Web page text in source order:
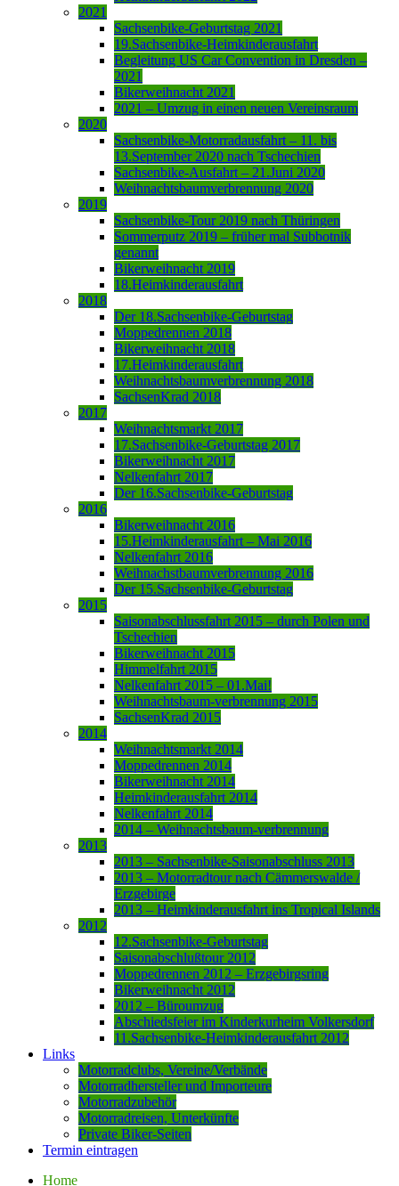
2021
Sachsenbike-Geburtstag 2021
19.Sachsenbike-Heimkinderausfahrt
Begleitung US Car Convention in Dresden –
2021
Bikerweihnacht 2021
2021 – Umzug in einen neuen Vereinsraum
2020
Sachsenbike-Motorradausfahrt – 11. bis
13.September 2020 nach Tschechien
Sachsenbike-Ausfahrt – 21.Juni 2020
Weihnachtsbaumverbrennung 2020
2019
Sachsenbike-Tour 2019 nach Thüringen
Sommerputz 2019 – früher mal Subbotnik
genannt
Bikerweihnacht 2019
18.Heimkinderausfahrt
2018
Der 18.Sachsenbike-Geburtstag
Moppedrennen 2018
Bikerweihnacht 2018
17.Heimkinderausfahrt
Weihnachtsbaumverbrennung 2018
SachsenKrad 2018
2017
Weihnachtsmarkt 2017
17.Sachsenbike-Geburtstag 2017
Bikerweihnacht 2017
Nelkenfahrt 2017
Der 16.Sachsenbike-Geburtstag
2016
Bikerweihnacht 2016
15.Heimkinderausfahrt – Mai 2016
Nelkenfahrt 2016
Weihnachstbaumverbrennung 2016
Der 15.Sachsenbike-Geburtstag
2015
Saisonabschlussfahrt 2015 – durch Polen und
Tschechien
Bikerweihnacht 2015
Himmelfahrt 2015
Nelkenfahrt 2015 – 01.Mai!
Weihnachtsbaum-verbrennung 2015
SachsenKrad 2015
2014
Weihnachtsmarkt 2014
Moppedrennen 2014
Bikerweihnacht 2014
Heimkinderausfahrt 2014
Nelkenfahrt 2014
2014 – Weihnachtsbaum-verbrennung
2013
2013 – Sachsenbike-Saisonabschluss 2013
2013 – Motorradtour nach Cämmerswalde /
Erzgebirge
2013 – Heimkinderausfahrt ins Tropical Islands
2012
12.Sachsenbike-Geburtstag
Saisonabschlußtour 2012
Moppedrennen 2012 – Erzgebirgsring
Bikerweihnacht 2012
2012 – Büroumzug
Abschiedsfeier im Kinderkurheim Volkersdorf
11.Sachsenbike-Heimkinderausfahrt 2012
Links
Motorradclubs, Vereine/Verbände
Motorradhersteller und Importeure
Motorradzubehör
Motorradreisen, Unterkünfte
Private Biker-Seiten
Termin eintragen
Home